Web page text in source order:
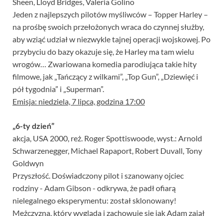
Sheen, Lloyd Bridges, Valeria Golino
Jeden z najlepszych pilotów myśliwców – Topper Harley –
na prośbę swoich przełożonych wraca do czynnej służby,
aby wziąć udział w niezwykle tajnej operacji wojskowej. Po
przybyciu do bazy okazuje się, że Harley ma tam wielu
wrogów… Zwariowana komedia parodiująca takie hity
filmowe, jak „Tańczący z wilkami”, „Top Gun”, „Dziewięć i
pół tygodnia” i „Superman”.
Emisja: niedziela, 7 lipca, godzina 17:00
„6-ty dzień”
akcja, USA 2000, reż. Roger Spottiswoode, wyst.: Arnold
Schwarzenegger, Michael Rapaport, Robert Duvall, Tony
Goldwyn
Przyszłość. Doświadczony pilot i szanowany ojciec
rodziny - Adam Gibson - odkrywa, że padł ofiarą
nielegalnego eksperymentu: został sklonowany!
Mężczyzna, który wygląda i zachowuje się jak Adam zajął